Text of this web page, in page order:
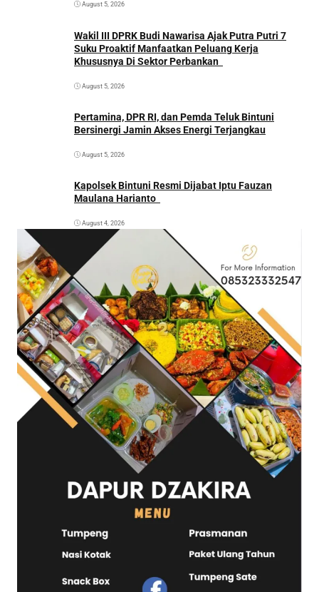
August 5, 2026
Wakil III DPRK Budi Nawarisa Ajak Putra Putri 7
Suku Proaktif Manfaatkan Peluang Kerja
August 5, 2026
Pertamina, DPR RI, dan Pemda Teluk Bintuni
Bersinergi Jamin Akses Energi Terjangkau
August 5, 2026
Kapolsek Bintuni Resmi Dijabat Iptu Fauzan
August 4, 2026